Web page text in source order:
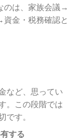
のは、家族会議→
金・税務確認と
など、思ってい
。この段階では
です。
する